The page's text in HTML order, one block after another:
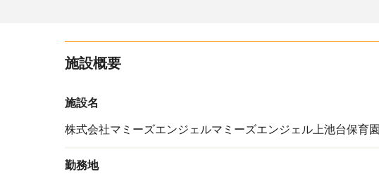
施設概要
施設名
株式会社マミーズエンジェルマミーズエンジェル上池台保育園
勤務地